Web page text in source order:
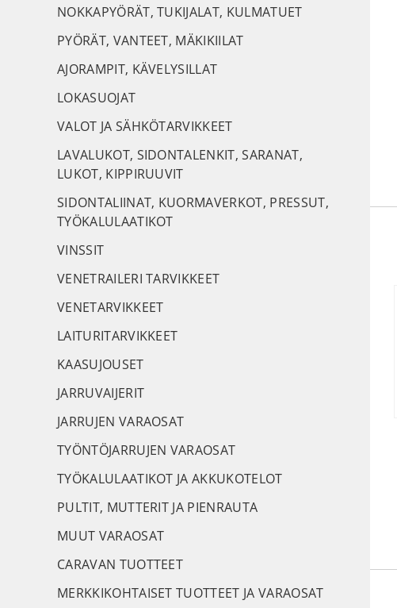
NOKKAPYÖRÄT, TUKIJALAT, KULMATUET
PYÖRÄT, VANTEET, MÄKIKIILAT
AJORAMPIT, KÄVELYSILLAT
LOKASUOJAT
VALOT JA SÄHKÖTARVIKKEET
LAVALUKOT, SIDONTALENKIT, SARANAT,
LUKOT, KIPPIRUUVIT
SIDONTALIINAT, KUORMAVERKOT, PRESSUT,
TYÖKALULAATIKOT
VINSSIT
VENETRAILERI TARVIKKEET
VENETARVIKKEET
LAITURITARVIKKEET
KAASUJOUSET
JARRUVAIJERIT
JARRUJEN VARAOSAT
TYÖNTÖJARRUJEN VARAOSAT
TYÖKALULAATIKOT JA AKKUKOTELOT
PULTIT, MUTTERIT JA PIENRAUTA
MUUT VARAOSAT
CARAVAN TUOTTEET
MERKKIKOHTAISET TUOTTEET JA VARAOSAT